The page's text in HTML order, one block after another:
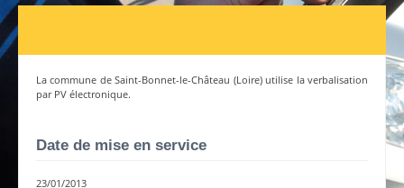
La commune deSaint-Bonnet-le-Château (Loire) utilise la verbalisation
par PV électronique.
Date de mise en service
23/01/2013